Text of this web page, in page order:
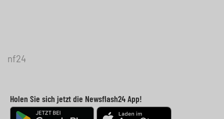
nf24
Holen Sie sich jetzt die Newsflash24 App!